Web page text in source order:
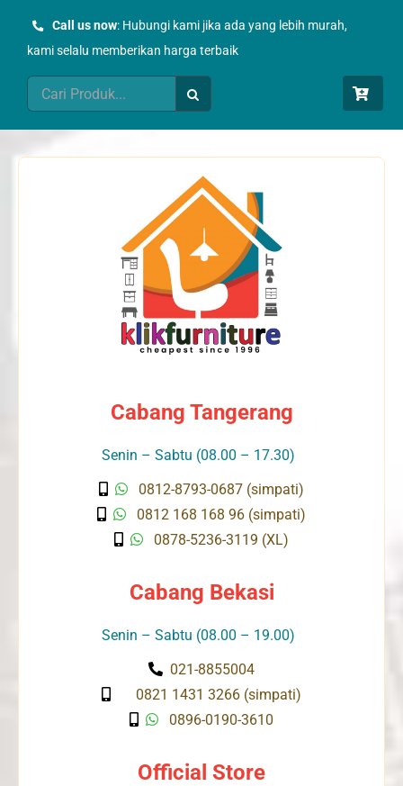
Call us now: Hubungi kami jika ada yang lebih murah,
kami selalu memberikan harga terbaik
Search
for:
Cabang Tangerang
Senin – Sabtu (08.00 – 17.30)
0812-8793-0687 (simpati)
0812 168 168 96 (simpati)
0878-5236-3119 (XL)
Cabang Bekasi
Senin – Sabtu (08.00 – 19.00)
021-8855004
0821 1431 3266 (simpati)
0896-0190-3610
Official Store